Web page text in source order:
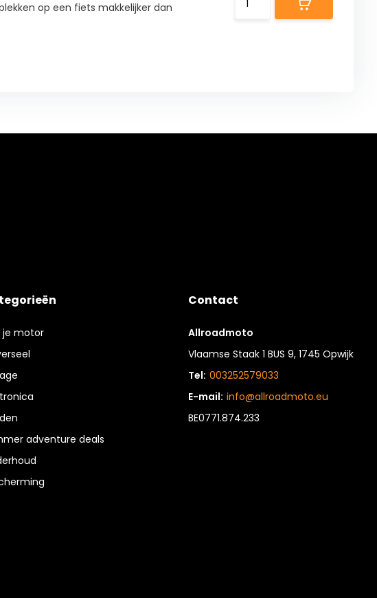
op een fiets makkelijker dan
je motor
adventure deals
Contact
Allroadmoto
Vlaamse Staak 1 BUS 9, 1745 Opwijk
Tel: 003252579033
E-mail: info@allroadmoto.eu
BE0771.874.233